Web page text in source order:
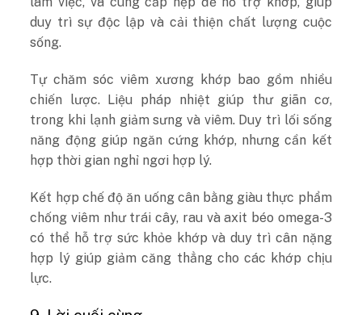
duy trì sự độc lập và cải thiện chất lượng cuộc
sống.
Tự chăm sóc viêm xương khớp bao gồm nhiều
chiến lược. Liệu pháp nhiệt giúp thư giãn cơ,
trong khi lạnh giảm sưng và viêm. Duy trì lối sống
năng động giúp ngăn cứng khớp, nhưng cần kết
hợp thời gian nghỉ ngơi hợp lý.
Kết hợp chế độ ăn uống cân bằng giàu thực phẩm
chống viêm như trái cây, rau và axit béo omega-3
có thể hỗ trợ sức khỏe khớp và duy trì cân nặng
hợp lý giúp giảm căng thẳng cho các khớp chịu
lực.